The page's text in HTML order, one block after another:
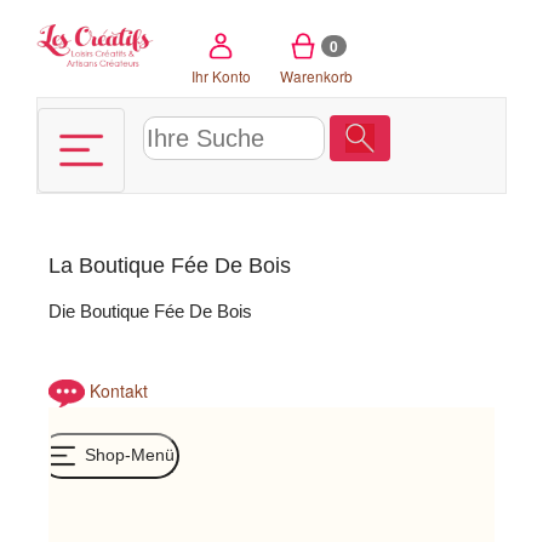
Ihr Konto
0
Warenkorb
La Boutique Fée De Bois
Die Boutique Fée De Bois
Kontakt
Shop-Menü